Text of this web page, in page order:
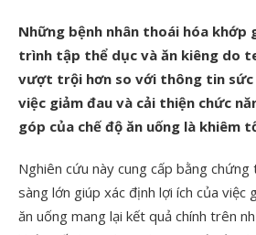
Những bệnh nhân thoái hóa khớp
trình tập thể dục và ăn kiêng do
vượt trội hơn so với thông tin
việc giảm đau và cải thiện chức
góp của chế độ ăn uống là khiêm
Nghiên cứu này cung cấp bằng
sàng lớn giúp xác định lợi ích của việc
ăn uống mang lại kết quả chính trên